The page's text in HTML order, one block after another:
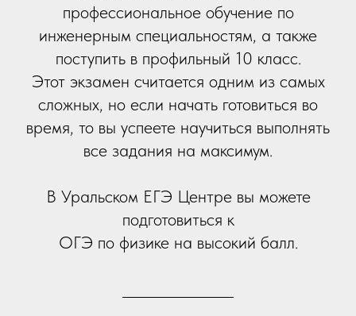
профессиональное обучение по
инженерным специальностям, а также
поступить в профильный 10 класс.
Этот экзамен считается одним из самых
сложных, но если начать готовиться во
время, то вы успеете научиться выполнять
все задания на максимум.
В Уральском ЕГЭ Центре вы можете
подготовиться к
ОГЭ по физике на высокий балл.